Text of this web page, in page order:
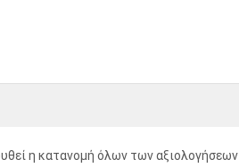
η κατανομή όλων των αξιολογήσεων